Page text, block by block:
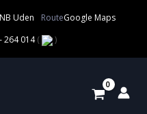
Uden RouteGoogle Maps
264 014( )